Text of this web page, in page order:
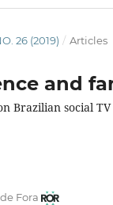
26 (2019) / Articles
and
Brazilian social TV
Fora